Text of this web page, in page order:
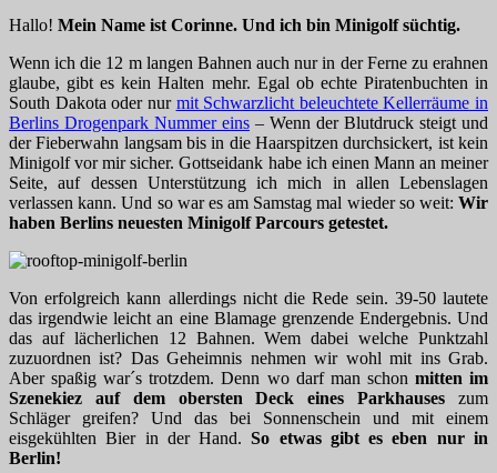
Hallo! Mein Name ist Corinne. Und ich bin Minigolf süchtig.
Wenn ich die 12 m langen Bahnen auch nur in der Ferne zu erahnen
glaube, gibt es kein Halten mehr. Egal ob echte Piratenbuchten in
South Dakota oder nur mit Schwarzlicht beleuchtete Kellerräume in
Berlins Drogenpark Nummer eins – Wenn der Blutdruck steigt und
der Fieberwahn langsam bis in die Haarspitzen durchsickert, ist kein
Minigolf vor mir sicher. Gottseidank habe ich einen Mann an meiner
Seite, auf dessen Unterstützung ich mich in allen Lebenslagen
verlassen kann. Und so war es am Samstag mal wieder so weit: Wir
haben Berlins neuesten Minigolf Parcours getestet.
Von erfolgreich kann allerdings nicht die Rede sein. 39-50 lautete
das irgendwie leicht an eine Blamage grenzende Endergebnis. Und
das auf lächerlichen 12 Bahnen. Wem dabei welche Punktzahl
zuzuordnen ist? Das Geheimnis nehmen wir wohl mit ins Grab.
Aber spaßig war´s trotzdem. Denn wo darf man schon mitten im
Szenekiez auf dem obersten Deck eines Parkhauses zum
Schläger greifen? Und das bei Sonnenschein und mit einem
eisgekühlten Bier in der Hand.So etwas gibt es eben nur in
Berlin!